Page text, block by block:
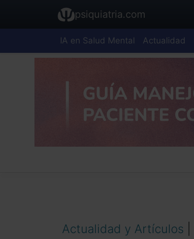
psiquiatria.com
IA en Salud Mental Actualidad
Actualidad y Artículos